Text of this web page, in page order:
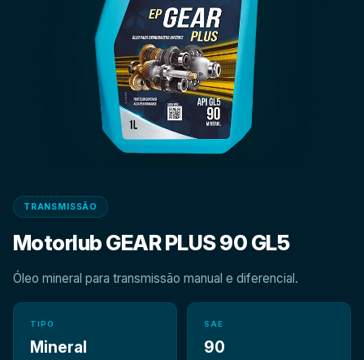
TRANSMISSÃO
Motorlub GEAR PLUS 90 GL5
Óleo mineral para transmissão manual e diferencial.
TIPO
Mineral
SAE
90